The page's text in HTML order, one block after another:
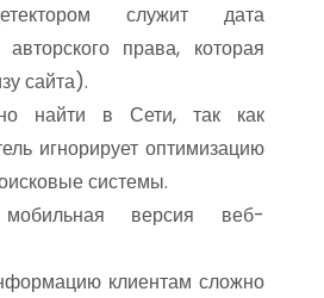
служит дата
авторского права, которая
сайта).
найти в Сети, так как
игнорирует оптимизацию
системы.
мобильная версия веб-
клиентам сложно